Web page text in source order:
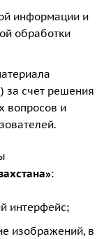
информации и
обработки
за счет решения
вопросов и
:
интерфейс;
изображений, в